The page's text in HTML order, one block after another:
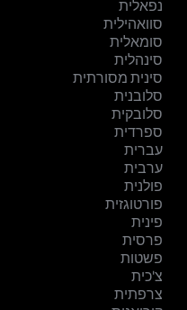
נפאלית
סוואהילית
סומאלית
סינהלית
סינית מסורתית
סלובנית
סלובקית
ספרדית
עברית
ערבית
פולנית
פורטוגזית
פינית
פרסית
פשטות
צ'כית
צרפתית